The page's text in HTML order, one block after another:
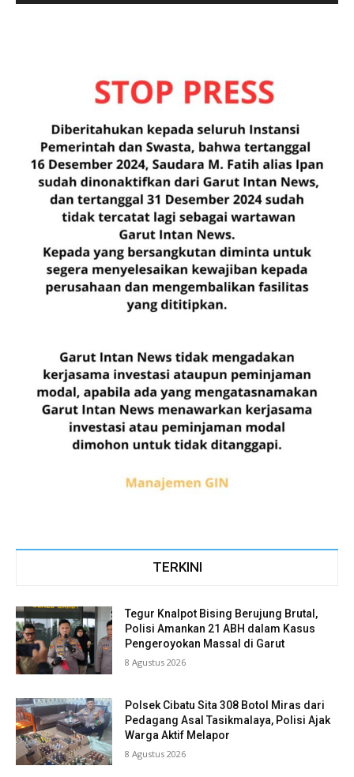
TERKINI
Tegur Knalpot Bising Berujung Brutal,
Polisi Amankan 21 ABH dalam Kasus
Pengeroyokan Massal di Garut
8 Agustus 2026
Polsek Cibatu Sita 308 Botol Miras dari
Pedagang Asal Tasikmalaya, Polisi Ajak
Warga Aktif Melapor
8 Agustus 2026